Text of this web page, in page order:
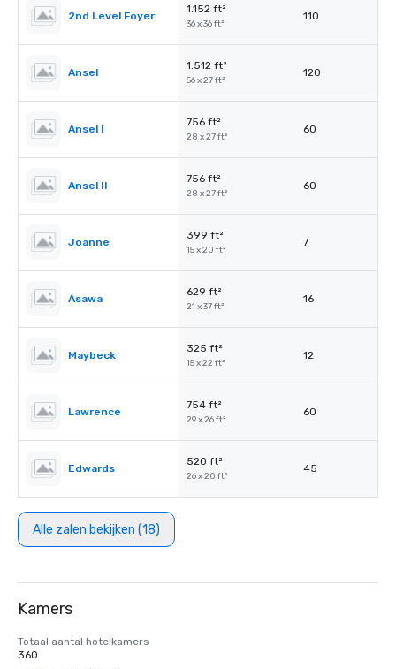
2nd Level Foyer
1.152 ft²
36 x 36 ft²
110
Ansel
1.512 ft²
56 x 27 ft²
120
Ansel I
756 ft²
28 x 27 ft²
60
Ansel II
756 ft²
28 x 27 ft²
60
Joanne
399 ft²
15 x 20 ft²
7
Asawa
629 ft²
21 x 37 ft²
16
Maybeck
325 ft²
15 x 22 ft²
12
Lawrence
754 ft²
29 x 26 ft²
60
Edwards
520 ft²
26 x 20 ft²
45
Alle zalen bekijken (18)
Kamers
Totaal aantal hotelkamers
360